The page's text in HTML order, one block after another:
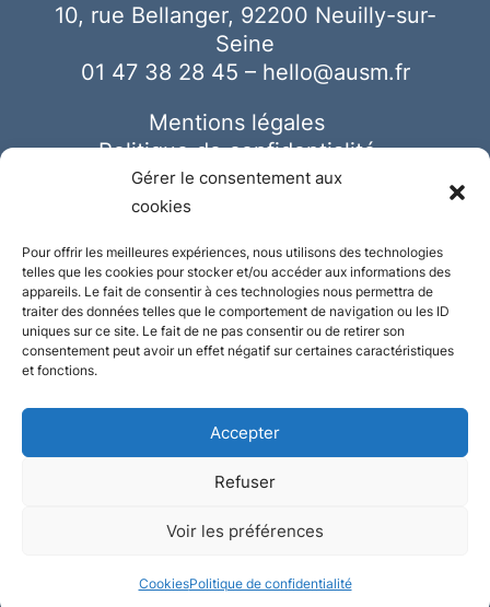
Gérer le consentement aux
cookies
Pour offrir les meilleures expériences, nous utilisons des technologies
telles que les cookies pour stocker et/ou accéder aux informations des
appareils. Le fait de consentir à ces technologies nous permettra de
traiter des données telles que le comportement de navigation ou les ID
uniques sur ce site. Le fait de ne pas consentir ou de retirer son
consentement peut avoir un effet négatif sur certaines caractéristiques
et fonctions.
Accepter
Refuser
Voir les préférences
CookiesPolitique de confidentialité
10, rue Bellanger, 92200 Neuilly-sur-
Seine
01 47 38 28 45 – hello@ausm.fr
Mentions légales
Politique de confidentialité
Cookies
Conception et réalisation :Plate